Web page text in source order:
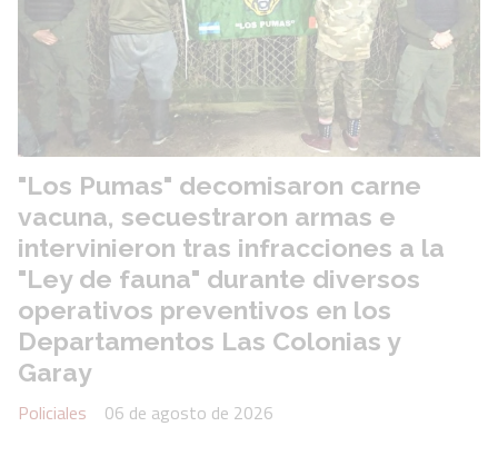
"Los Pumas" decomisaron carne
vacuna, secuestraron armas e
intervinieron tras infracciones a la
"Ley de fauna" durante diversos
operativos preventivos en los
Departamentos Las Colonias y
Garay
Policiales 06 de agosto de 2026